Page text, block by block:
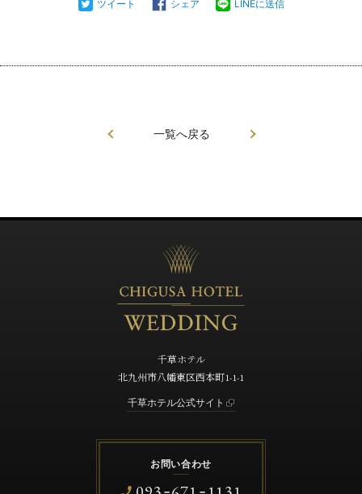
ツイート シェア LINEに送信
一覧へ戻る
千草ホテル
北九州市八幡東区西本町1-1-1
千草ホテル公式サイト
お問い合わせ